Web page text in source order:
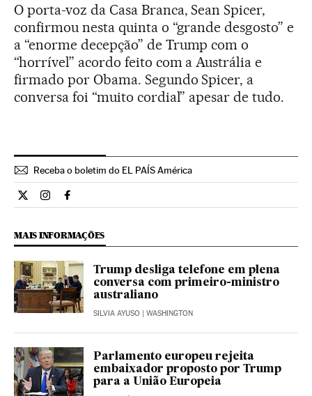
O porta-voz da Casa Branca, Sean Spicer,
confirmou nesta quinta o “grande desgosto” e
a “enorme decepção” de Trump com o
“horrível” acordo feito com a Austrália e
firmado por Obama. Segundo Spicer, a
conversa foi “muito cordial” apesar de tudo.
Receba o boletim do EL PAÍS América
Internacional El País Brasil en Twitter
Internacional El País Brasil en Instagram
Internacional El País Brasil en Facebook
MAIS INFORMAÇÕES
Trump desliga telefone em plena
conversa com primeiro-ministro
australiano
SILVIA AYUSO | WASHINGTON
Parlamento europeu rejeita
embaixador proposto por Trump
para a União Europeia